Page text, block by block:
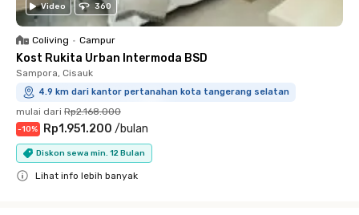
Video 360
Coliving • Campur
Kost Rukita Urban Intermoda BSD
Sampora, Cisauk
4.9 km dari kantor pertanahan kota tangerang selatan
mulai dari Rp2.168.000
-10% Rp1.951.200 /bulan
Diskon sewa min. 12 Bulan
Lihat info lebih banyak